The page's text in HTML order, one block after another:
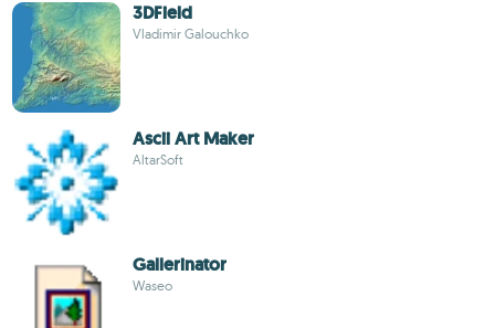
3DField
Vladimir Galouchko
Ascii Art Maker
AltarSoft
Gallerinator
Waseo